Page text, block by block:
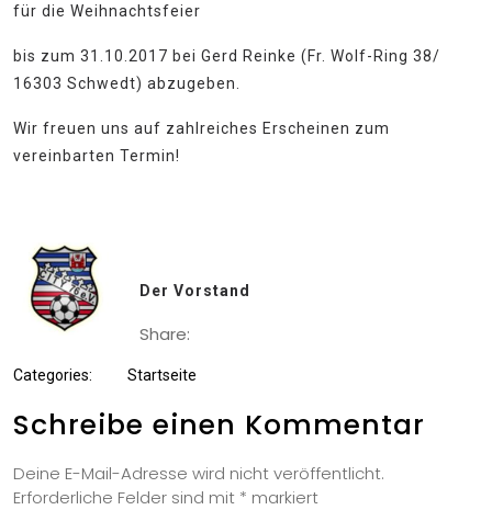
für die Weihnachtsfeier
bis zum 31.10.2017 bei Gerd Reinke (Fr. Wolf-Ring 38/
16303 Schwedt) abzugeben.
Wir freuen uns auf zahlreiches Erscheinen zum
vereinbarten Termin!
Der Vorstand
Share:
Categories: Startseite
Schreibe einen Kommentar
Deine E-Mail-Adresse wird nicht veröffentlicht.
Erforderliche Felder sind mit * markiert